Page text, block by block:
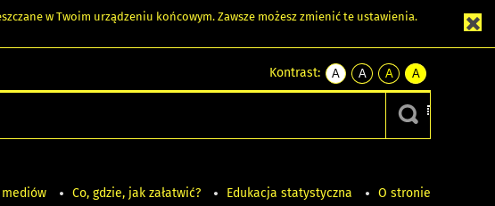
w Twoim urządzeniu końcowym. Zawsze możesz zmienić te ustawienia.
Kontrast:
A
kontrast
A
kontrast
czarnym
A
kontrast
żółty
tekst
czarnym
A
kontrast
czarny
tekst
żółtym
mediów Co, gdzie, jak załatwić? Edukacja statystyczna O stronie